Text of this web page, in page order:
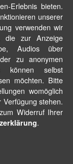
Erlebnis bieten.
unserer
verwenden wir
die zur Anzeige
Audios über
zu anonymen
können selbst
möchten. Bitte
womöglich
stehen.
Widerruf Ihrer
.